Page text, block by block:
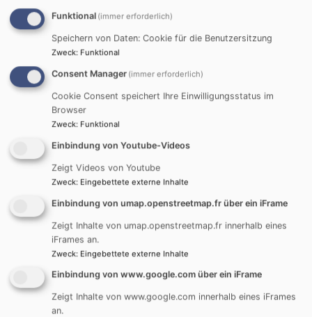
Elchingen - Pfarramt
Wir sind für Sie da:
Pfarramt im Ortsteil Thalfingen:
Donaustr.22
89275 Elchingen
Funktional (immer erforderlich)
Speichern von Daten: Cookie für die Benutzersitzung
Zweck: Funktional
Consent Manager (immer erforderlich)
Cookie Consent speichert Ihre Einwilligungsstatus im
Browser
Zweck: Funktional
Einbindung von Youtube-Videos
Zeigt Videos von Youtube
Zweck: Eingebettete externe Inhalte
Einbindung von umap.openstreetmap.fr über ein iFrame
Zeigt Inhalte von umap.openstreetmap.fr innerhalb eines
iFrames an.
Zweck: Eingebettete externe Inhalte
Einbindung von www.google.com über ein iFrame
Zeigt Inhalte von www.google.com innerhalb eines iFrames
an.